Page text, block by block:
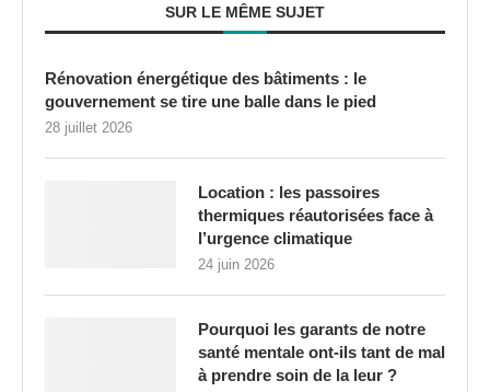
SUR LE MÊME SUJET
Rénovation énergétique des bâtiments : le
gouvernement se tire une balle dans le pied
28 juillet 2026
Location : les passoires
thermiques réautorisées face à
l’urgence climatique
24 juin 2026
Pourquoi les garants de notre
santé mentale ont-ils tant de mal
à prendre soin de la leur ?